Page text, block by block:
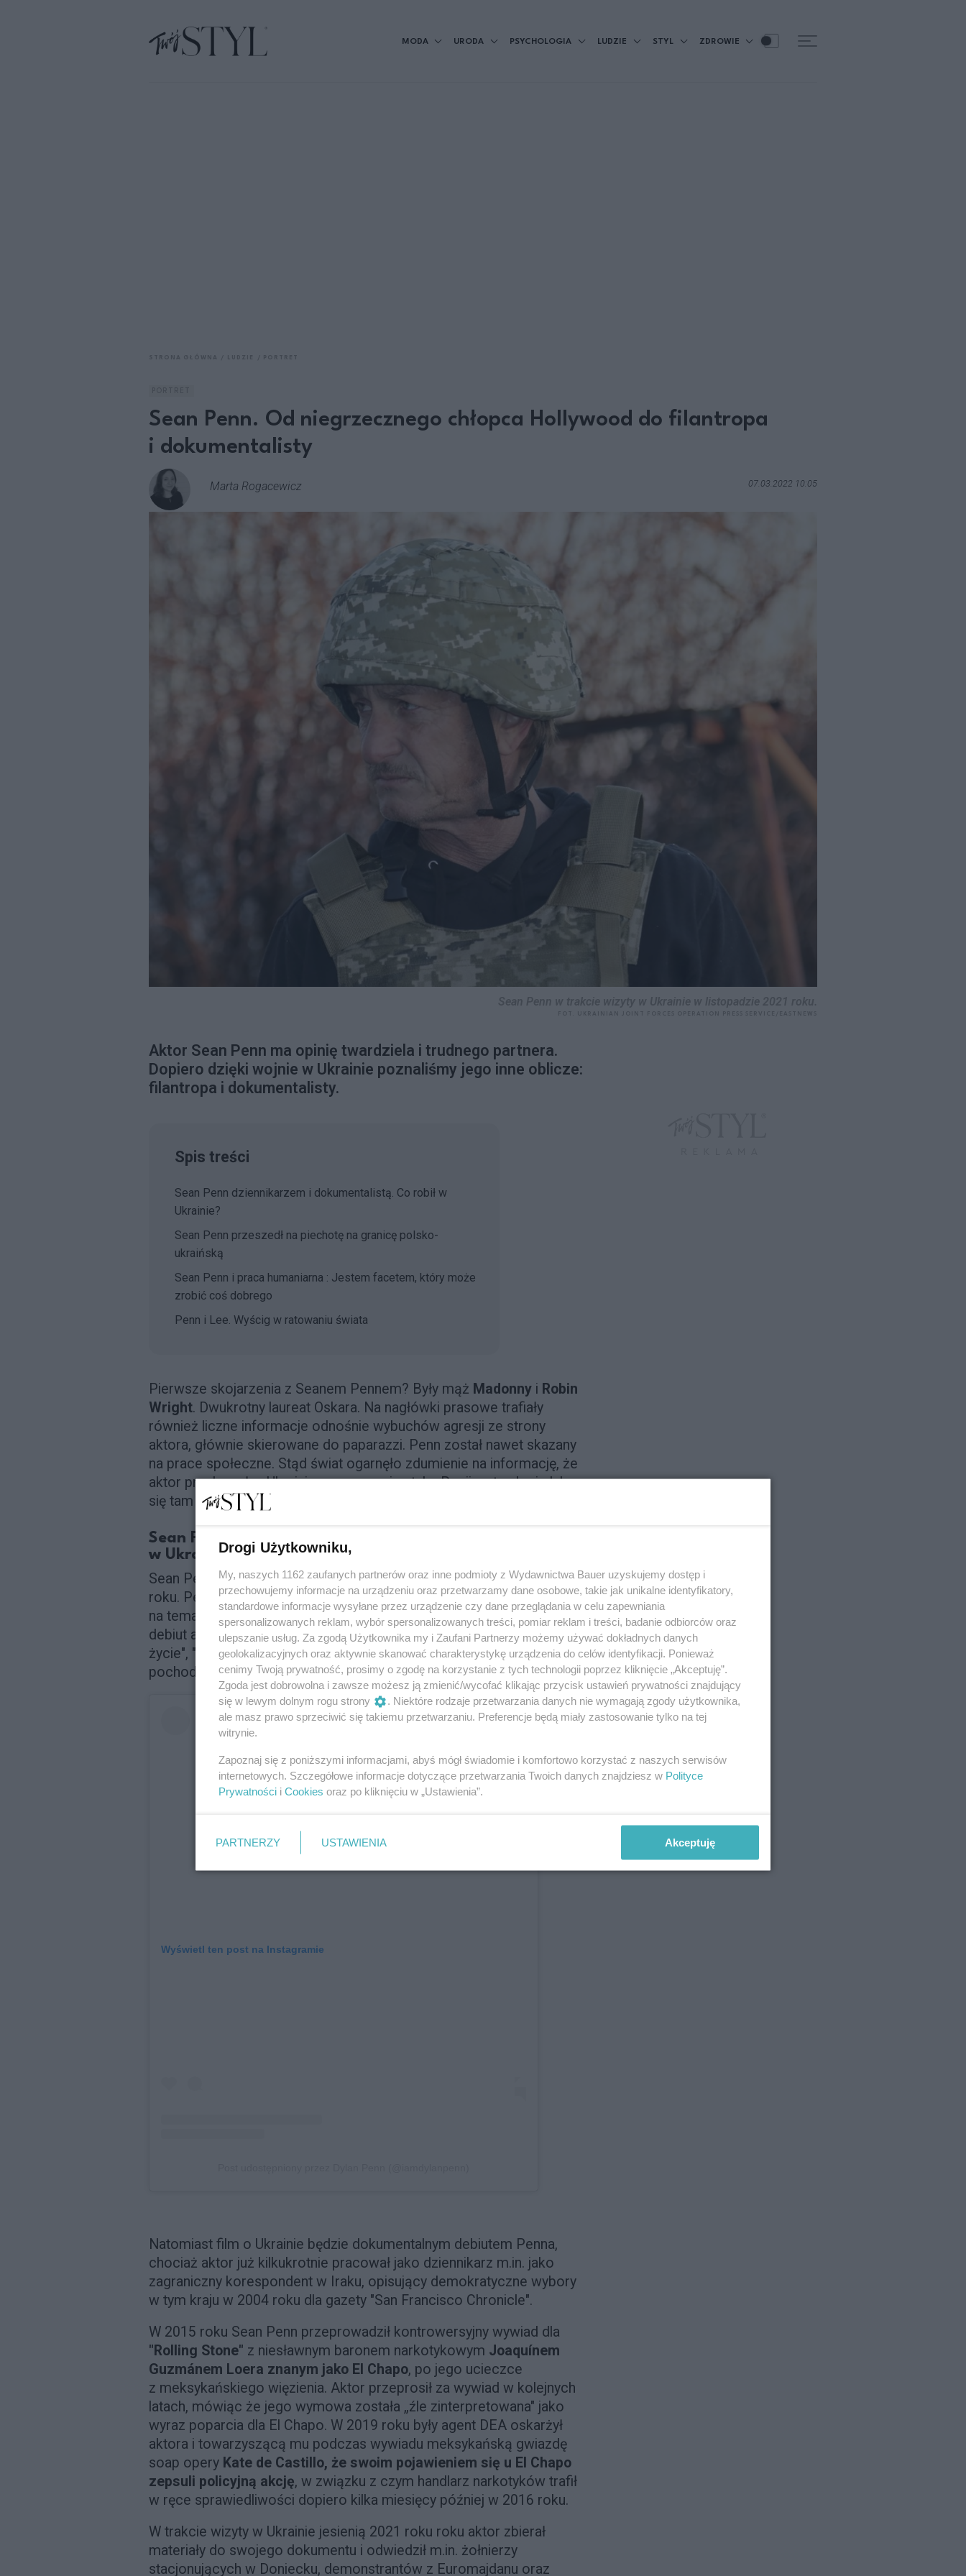
MODA URODA PSYCHOLOGIA LUDZIE STYL ZDROWIE
Sean Penn. Od niegrzecznego chłopca Hollywood do filantropa
i dokumentalisty
Marta Rogacewicz 07.03.2022 10:05
Aktor Sean Penn ma opinię twardziela i trudnego partnera.
Dopiero dzięki wojnie w Ukrainie poznaliśmy jego inne oblicze:
filantropa i dokumentalisty.
Spis treści
Sean Penn dziennikarzem i dokumentalistą. Co robił w
Ukrainie?
Sean Penn przeszedł na piechotę na granicę polsko-
ukraińską
Sean Penn i praca humaniarna : Jestem facetem, który może
zrobić coś dobrego
Penn i Lee. Wyścig w ratowaniu świata
Pierwsze skojarzenia z Seanem Pennem? Były mąż Madonny i Robin
Wright. Dwukrotny laureat Oskara. Na nagłówki prasowe trafiały
również liczne informacje odnośnie wybuchów agresji ze strony
aktora, głównie skierowane do paparazzi. Penn został nawet skazany
na prace społeczne. Stąd świat ogarnęło zdumienie na informację, że
aktor przebywał w Ukrainie w momencie ataku Rosji na ten kraj. Jak
się tam znalazł i czy po raz pierwszy trafił w środek kryzysu?
Sean Penn dziennikarzem i dokumentalistą. Co robił
w Ukrainie?
Sean Penn przyjechał do Ukrainy po raz pierwszy w listopadzie 2021
roku. Penn planował nakręcić film dokumentalny dla Vice Studios
na temat konfliktu Rosji z Ukrainą w Donbasie. To nie jest reżyserski
debiut aktora, który odpowiada m.in. za filmy takie jak "Wszystko za
życie", "Jej twarz", czy "Flag Day", w którym wystąpił z aktorką
pochodzenia ukraińskiegoKatheryn Winnicki swoją córką Dylan Penn.
Wyświetl ten post na Instagramie
Natomiast film o Ukrainie będzie dokumentalnym debiutem Penna,
chociaż aktor już kilkukrotnie pracował jako dziennikarz m.in. jako
zagraniczny korespondent w Iraku, opisujący demokratyczne wybory
w tym kraju w 2004 roku dla gazety "San Francisco Chronicle".
W 2015 roku Sean Penn przeprowadził kontrowersyjny wywiad dla
"Rolling Stone" z niesławnym baronem narkotykowym Joaquínem
Guzmánem Loera znanym jako El Chapo, po jego ucieczce
z meksykańskiego więzienia. Aktor przeprosił za wywiad w kolejnych
latach, mówiąc że jego wymowa została „źle zinterpretowana" jako
wyraz poparcia dla El Chapo. W 2019 roku były agent DEA oskarżył
aktora i towarzyszącą mu podczas wywiadu meksykańską gwiazdę
soap opery Kate de Castillo, że swoim pojawieniem się u El Chapo
zepsuli policyjną akcję, w związku z czym handlarz narkotyków trafił
w ręce sprawiedliwości dopiero kilka miesięcy później w 2016 roku.
W trakcie wizyty w Ukrainie jesienią 2021 roku roku aktor zbierał
materiały do swojego dokumentu i odwiedził m.in. żołnierzy
stacjonujących w Doniecku, demonstrantów z Euromajdanu oraz
Drogi Użytkowniku,
My, naszych 1162 zaufanych partnerów oraz inne podmioty z Wydawnictwa Bauer uzyskujemy dostęp i
przechowujemy informacje na urządzeniu oraz przetwarzamy dane osobowe, takie jak unikalne identyfikatory,
standardowe informacje wysyłane przez urządzenie czy dane przeglądania w celu zapewniania
spersonalizowanych reklam, wybór spersonalizowanych treści, pomiar reklam i treści, badanie odbiorców oraz
ulepszanie usług. Za zgodą Użytkownika my i Zaufani Partnerzy możemy używać dokładnych danych
geolokalizacyjnych oraz aktywnie skanować charakterystykę urządzenia do celów identyfikacji. Ponieważ
cenimy Twoją prywatność, prosimy o zgodę na korzystanie z tych technologii poprzez kliknięcie „Akceptuję”.
Zgoda jest dobrowolna i zawsze możesz ją zmienić/wycofać klikając przycisk ustawień prywatności znajdujący
się w lewym dolnym rogu strony
. Niektóre rodzaje przetwarzania danych nie wymagają zgody użytkownika,
ale masz prawo sprzeciwić się takiemu przetwarzaniu. Preferencje będą miały zastosowanie tylko na tej
witrynie.
Zapoznaj się z poniższymi informacjami, abyś mógł świadomie i komfortowo korzystać z naszych serwisów
internetowych. Szczegółowe informacje dotyczące przetwarzania Twoich danych znajdziesz w Polityce
Prywatności i Cookies oraz po kliknięciu w „Ustawienia”.
PARTNERZY USTAWIENIA Akceptuję